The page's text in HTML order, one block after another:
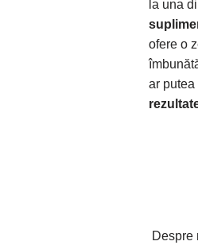
la una
ofere o
ar putea
Despre